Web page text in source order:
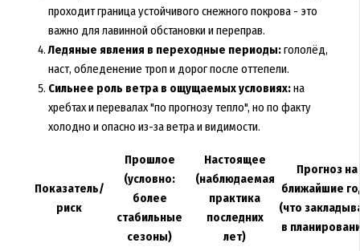
проходит граница устойчивого снежного покрова - это
важно для лавинной обстановки и переправ.
Ледяные явления в переходные периоды:гололёд,
наст, обледенение троп и дорог после оттепели.
Сильнее роль ветра в ощущаемых условиях:на
хребтах и перевалах "по прогнозу тепло", но по факту
холодно и опасно из-за ветра и видимости.
Показатель/
риск
Прошлое
(условно:
более
стабильные
сезоны)
Настоящее
(наблюдаемая
практика
последних
лет)
Прогноз на
ближайшие
(что
в